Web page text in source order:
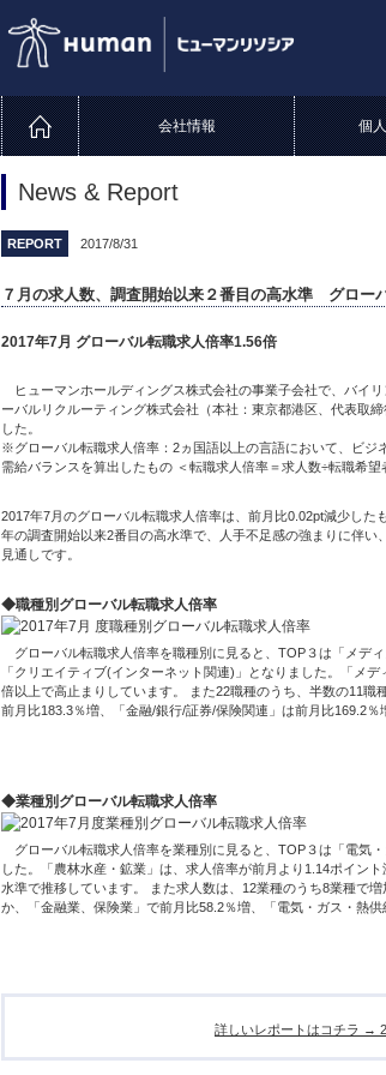
会社情報 個
News & Report
REPORT 2017/8/31
７月の求人数、調査開始以来２番目の高水準 グロー
2017年7月 グローバル転職求人倍率1.56倍
ヒューマンホールディングス株式会社の事業子会社で、バイ
ーバルリクルーティング株式会社（本社：東京都港区、代表取
した。
※グローバル転職求人倍率：2ヵ国語以上の言語において、ビ
需給バランスを算出したもの ＜転職求人倍率＝求人数÷転職希望
2017年7月のグローバル転職求人倍率は、前月比0.02pt減少し
年の調査開始以来2番目の高水準で、人手不足感の強まりに伴
見通しです。
◆職種別グローバル転職求人倍率
グローバル転職求人倍率を職種別に見ると、TOP３は「メデ
「クリエイティブ(インターネット関連)」となりました。「メ
倍以上で高止まりしています。 また22職種のうち、半数の11
前月比183.3％増、「金融/銀行/証券/保険関連」は前月比169.2
◆業種別グローバル転職求人倍率
グローバル転職求人倍率を業種別に見ると、TOP３は「電気
した。「農林水産・鉱業」は、求人倍率が前月より1.14ポイン
水準で推移しています。 また求人数は、12業種のうち8業種で
か、「金融業、保険業」で前月比58.2％増、「電気・ガス・熱
詳しいレポートはコチラ →